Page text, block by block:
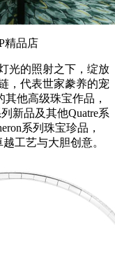
精品店
光的照射之下，绽放
，代表世家豢养的宠
他高级珠宝作品，
新品及其他Quatre系
系列珠宝珍品，
工艺与大胆创意。